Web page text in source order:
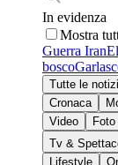
In evidenza
Mostra
Guerra Iran
bosco
Tutte le
Cronaca
Video
Foto
Tv &
Lifestyle